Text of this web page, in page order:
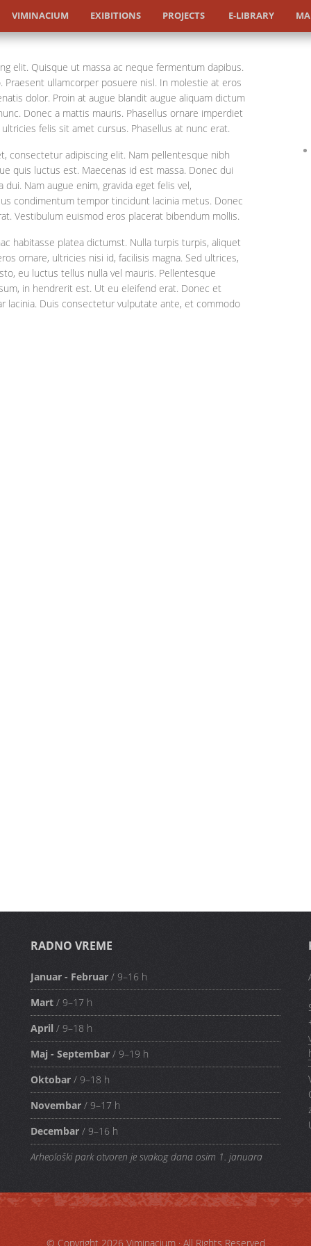
VIMINACIUM EXIBITIONS PROJECTS E-LIBRARY
elit. Quisque ut massa ac neque fermentum dapibus.
ullamcorper posuere nisl. In molestie at eros
dolor. Proin at augue blandit augue aliquam dictum
Donec a mattis mauris. Phasellus ornare imperdiet
felis sit amet cursus. Phasellus at nunc erat.
consectetur adipiscing elit. Nam pellentesque nibh
quis luctus est. Maecenas id est massa. Donec dui
Nam augue enim, gravida eget felis vel,
condimentum tempor tincidunt lacinia metus. Donec
Vestibulum euismod eros placerat bibendum mollis.
habitasse platea dictumst. Nulla turpis turpis, aliquet
ornare, ultricies nisi id, facilisis magna. Sed ultrices,
eu luctus tellus nulla vel mauris. Pellentesque
in hendrerit est. Ut eu eleifend erat. Donec et
lacinia. Duis consectetur vulputate ante, et commodo
RADNO VREME
Januar - Februar / 9–16 h
Mart / 9–17 h
April / 9–18 h
Maj - Septembar / 9–19 h
Oktobar / 9–18 h
Novembar / 9–17 h
Decembar / 9–16 h
Arheološki park otvoren je svakog dana osim 1. januara
© Copyright 2026 Viminacium· All Rights Reserved